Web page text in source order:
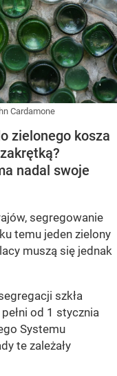
Cardamone
zielonego kosza
nadal swoje
segregowanie
temu jeden zielony
muszą się jednak
szkła
od 1 stycznia
Systemu
te zależały